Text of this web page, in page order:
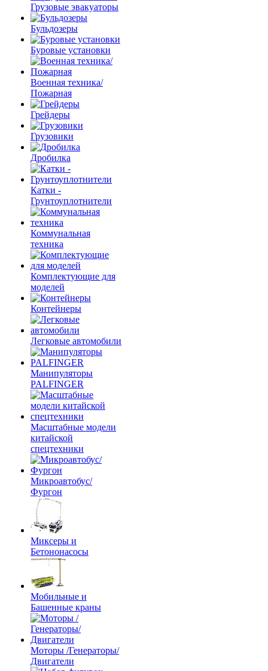
Грузовые эвакуаторы
Бульдозеры
Буровые установки
Военная техника/
Пожарная
Грейдеры
Грузовики
Дробилка
Катки -
Грунтоуплотнители
Коммунальная
техника
Комплектующие для
моделей
Контейнеры
Легковые автомобили
Манипуляторы
PALFINGER
Масштабные модели
китайской
спецтехники
Микроавтобус/
Фургон
Миксеры и
Бетононасосы
Мобильные и
Башенные краны
Моторы /Генераторы/
Двигатели